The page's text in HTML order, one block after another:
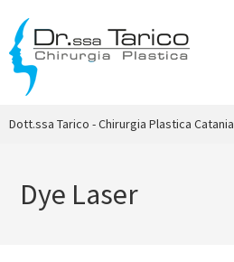
Dott.ssa Tarico - Chirurgia Plastica Catania
Dye Laser